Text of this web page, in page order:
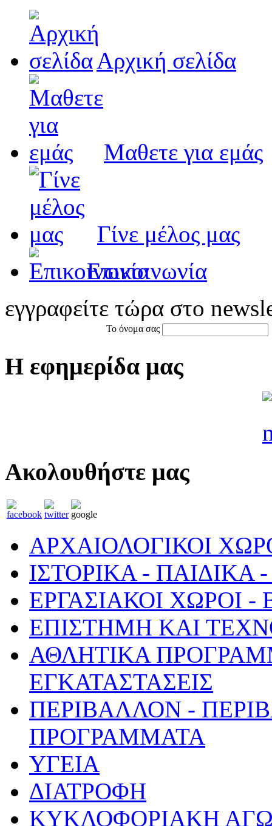
Αρχική σελίδα
Μαθετε για εμάς
Γίνε μέλος μας
Eπικοινωνία
εγγραφείτε τώρα στο
Το όνομα σας
Η εφημερίδα μας
Ακολουθήστε μας
ΑΡΧΑΙΟΛΟΓΙΚΟΙ
ΙΣΤΟΡΙΚΑ -
ΕΡΓΑΣΙΑΚΟΙ ΧΩΡΟΙ
ΕΠΙΣΤΗΜΗ ΚΑΙ
ΑΘΛΗΤΙΚΑ
ΕΓΚΑΤΑΣΤΑΣΕΙΣ
ΠΕΡΙΒΑΛΛΟΝ -
ΠΡΟΓΡΑΜΜΑΤΑ
ΥΓΕΙΑ
ΔΙΑΤΡΟΦΗ
ΚΥΚΛΟΦΟΡΙΑΚΗ